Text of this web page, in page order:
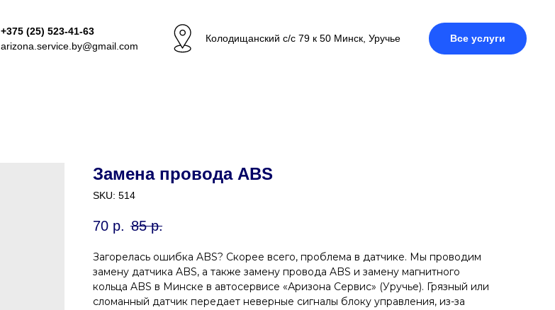
+375 (25) 523-41-63
arizona.service.by@gmail.com
Колодищанский с/с 79 к 50 Минск, Уручье Все услуги
Замена провода ABS
SKU: 514
70 р. 85 р.
Загорелась ошибка ABS? Скорее всего, проблема в датчике. Мы проводим
замену датчика ABS, а также замену провода ABS и замену магнитного
кольца ABS в Минске в автосервисе «Аризона Сервис» (Уручье). Грязный или
сломанный датчик передает неверные сигналы блоку управления, из-за